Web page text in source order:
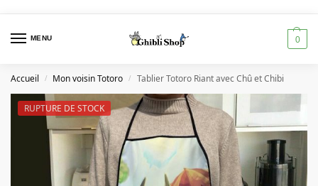
MENU 0
Accueil / Mon voisin Totoro / Tablier Totoro Riant avec Chû et Chibi
RUPTURE DE STOCK